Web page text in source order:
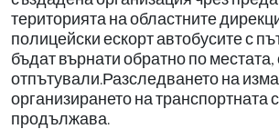
територията на областните
полицейски ескорт автобусите с
бъдат върнати обратно по местата,
отпътували.Разследването на
организирането на транспортната
продължава.